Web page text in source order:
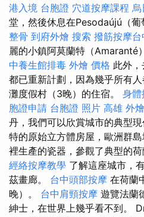
港入境 台胞證 穴道按摩課程 烏
堂，然後休息在Pesodaújú（葡
整骨 到府外燴 搜索 撥筋按摩台
麗的小鎮阿莫蘭特（Amaranté
中養生館排毒 外燴 價格 此外
都已重新計劃，因為幾乎所有
灘度假村（3晚）的住宿。 身體
胞證申請 台胞證 照片 高雄 外燴
丹，我們可以欣賞城市的典型
特的原始立方體房屋，歐洲群島
裡生產的瓷器，參觀了典型的
經絡按摩教學 了解這座城市，
茲畫廊。 台中頭部按摩 在荷蘭
晚）。 台中肩頸按摩 遊覽法蘭
紳士，在世界上幾乎看不到。